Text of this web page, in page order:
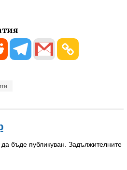
бъде публикуван. Задължителните